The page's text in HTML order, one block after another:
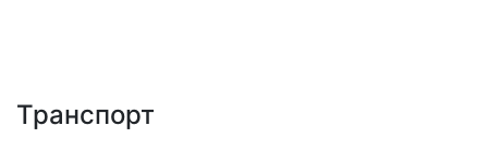
Транспорт